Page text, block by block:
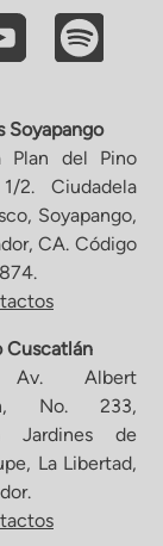
Soyapango
Plan del Pino
2. Ciudadela
Soyapango,
CA. Código
Cuscatlán
Av. Albert
No. 233,
Jardines de
La Libertad,